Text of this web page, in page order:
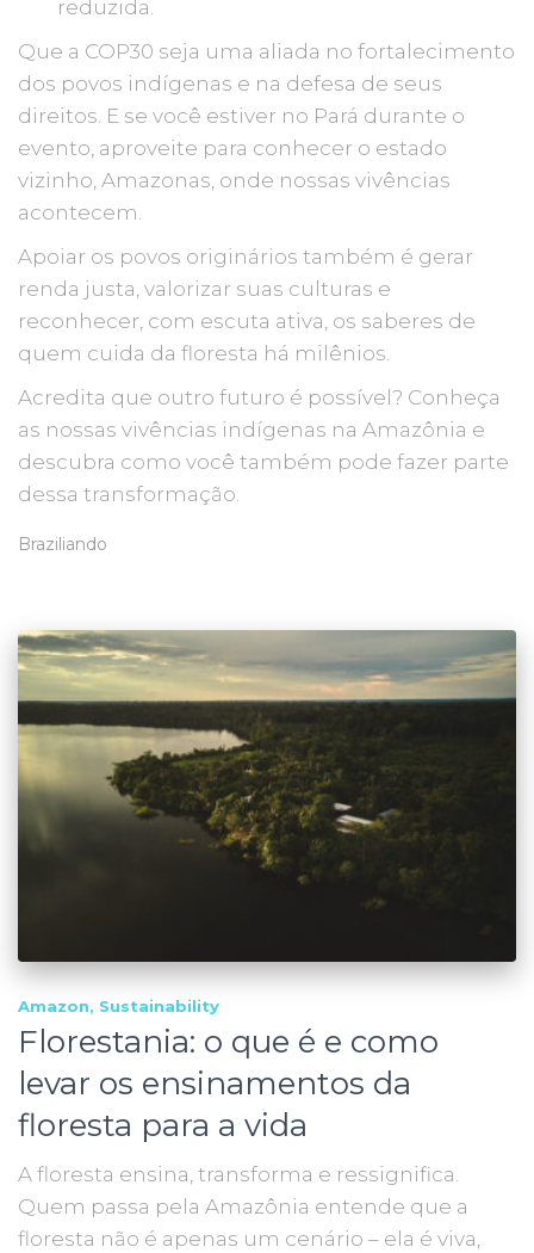
reduzida.
Que a COP30 seja uma aliada no fortalecimento
dos povos indígenas e na defesa de seus
direitos. E se você estiver no Pará durante o
evento, aproveite para conhecer o estado
vizinho, Amazonas, onde nossas vivências
acontecem.
Apoiar os povos originários também é gerar
renda justa, valorizar suas culturas e
reconhecer, com escuta ativa, os saberes de
quem cuida da floresta há milênios.
Acredita que outro futuro é possível? Conheça
as nossas vivências indígenas na Amazônia e
descubra como você também pode fazer parte
dessa transformação.
Braziliando
Amazon Sustainability
Florestania: o que é e como
levar os ensinamentos da
floresta para a vida
A floresta ensina, transforma e ressignifica.
Quem passa pela Amazônia entende que a
floresta não é apenas um cenário – ela é viva,